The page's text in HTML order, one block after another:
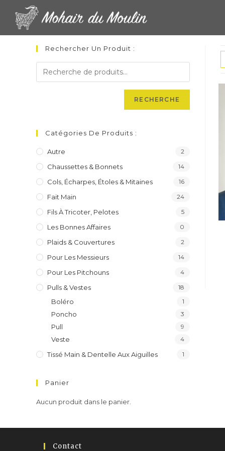
content
Rechercher Un Produit :
RECHERCHE
Catégories De Produits :
Autre 2
Chaussettes & Bonnets 14
Cols, Écharpes, Étoles & Mitaines 16
Fait Main 24
Fils À Tricoter, Pelotes 5
Les Bonnes Affaires 0
Plaids & Couvertures 2
Pour Les Messieurs 14
Pour Les Pitchouns 4
Pulls & Vestes 18
Boléro 1
Poncho 3
Pull 9
Veste 4
Tissé Main & Dentelle Aux Aiguilles 1
Panier
Aucun produit dans le panier.
Contact